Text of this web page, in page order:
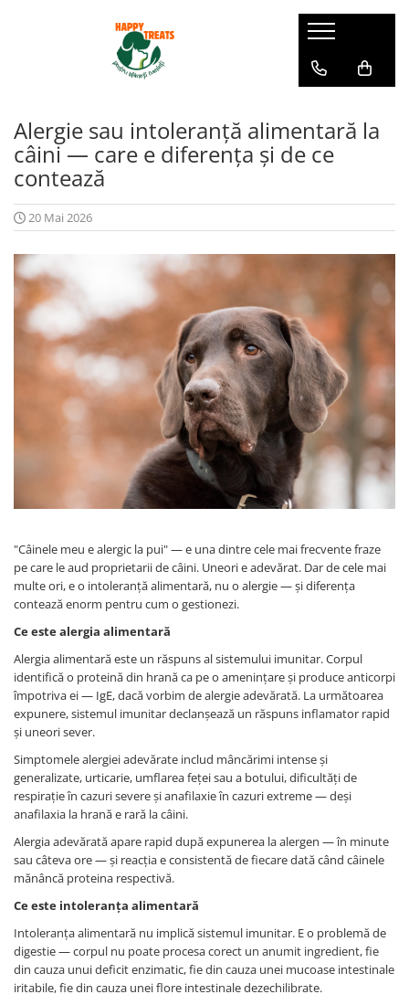
Alergie sau intoleranță alimentară la
câini — care e diferența și de ce
contează
20 Mai 2026
"Câinele meu e alergic la pui" — e una dintre cele mai frecvente fraze
pe care le aud proprietarii de câini. Uneori e adevărat. Dar de cele mai
multe ori, e o intoleranță alimentară, nu o alergie — și diferența
contează enorm pentru cum o gestionezi.
Ce este alergia alimentară
Alergia alimentară este un răspuns al sistemului imunitar. Corpul
identifică o proteină din hrană ca pe o amenințare și produce anticorpi
împotriva ei — IgE, dacă vorbim de alergie adevărată. La următoarea
expunere, sistemul imunitar declanșează un răspuns inflamator rapid
și uneori sever.
Simptomele alergiei adevărate includ mâncărimi intense și
generalizate, urticarie, umflarea feței sau a botului, dificultăți de
respirație în cazuri severe și anafilaxie în cazuri extreme — deși
anafilaxia la hrană e rară la câini.
Alergia adevărată apare rapid după expunerea la alergen — în minute
sau câteva ore — și reacția e consistentă de fiecare dată când câinele
mănâncă proteina respectivă.
Ce este intoleranța alimentară
Intoleranța alimentară nu implică sistemul imunitar. E o problemă de
digestie — corpul nu poate procesa corect un anumit ingredient, fie
din cauza unui deficit enzimatic, fie din cauza unei mucoase intestinale
iritabile, fie din cauza unei flore intestinale dezechilibrate.